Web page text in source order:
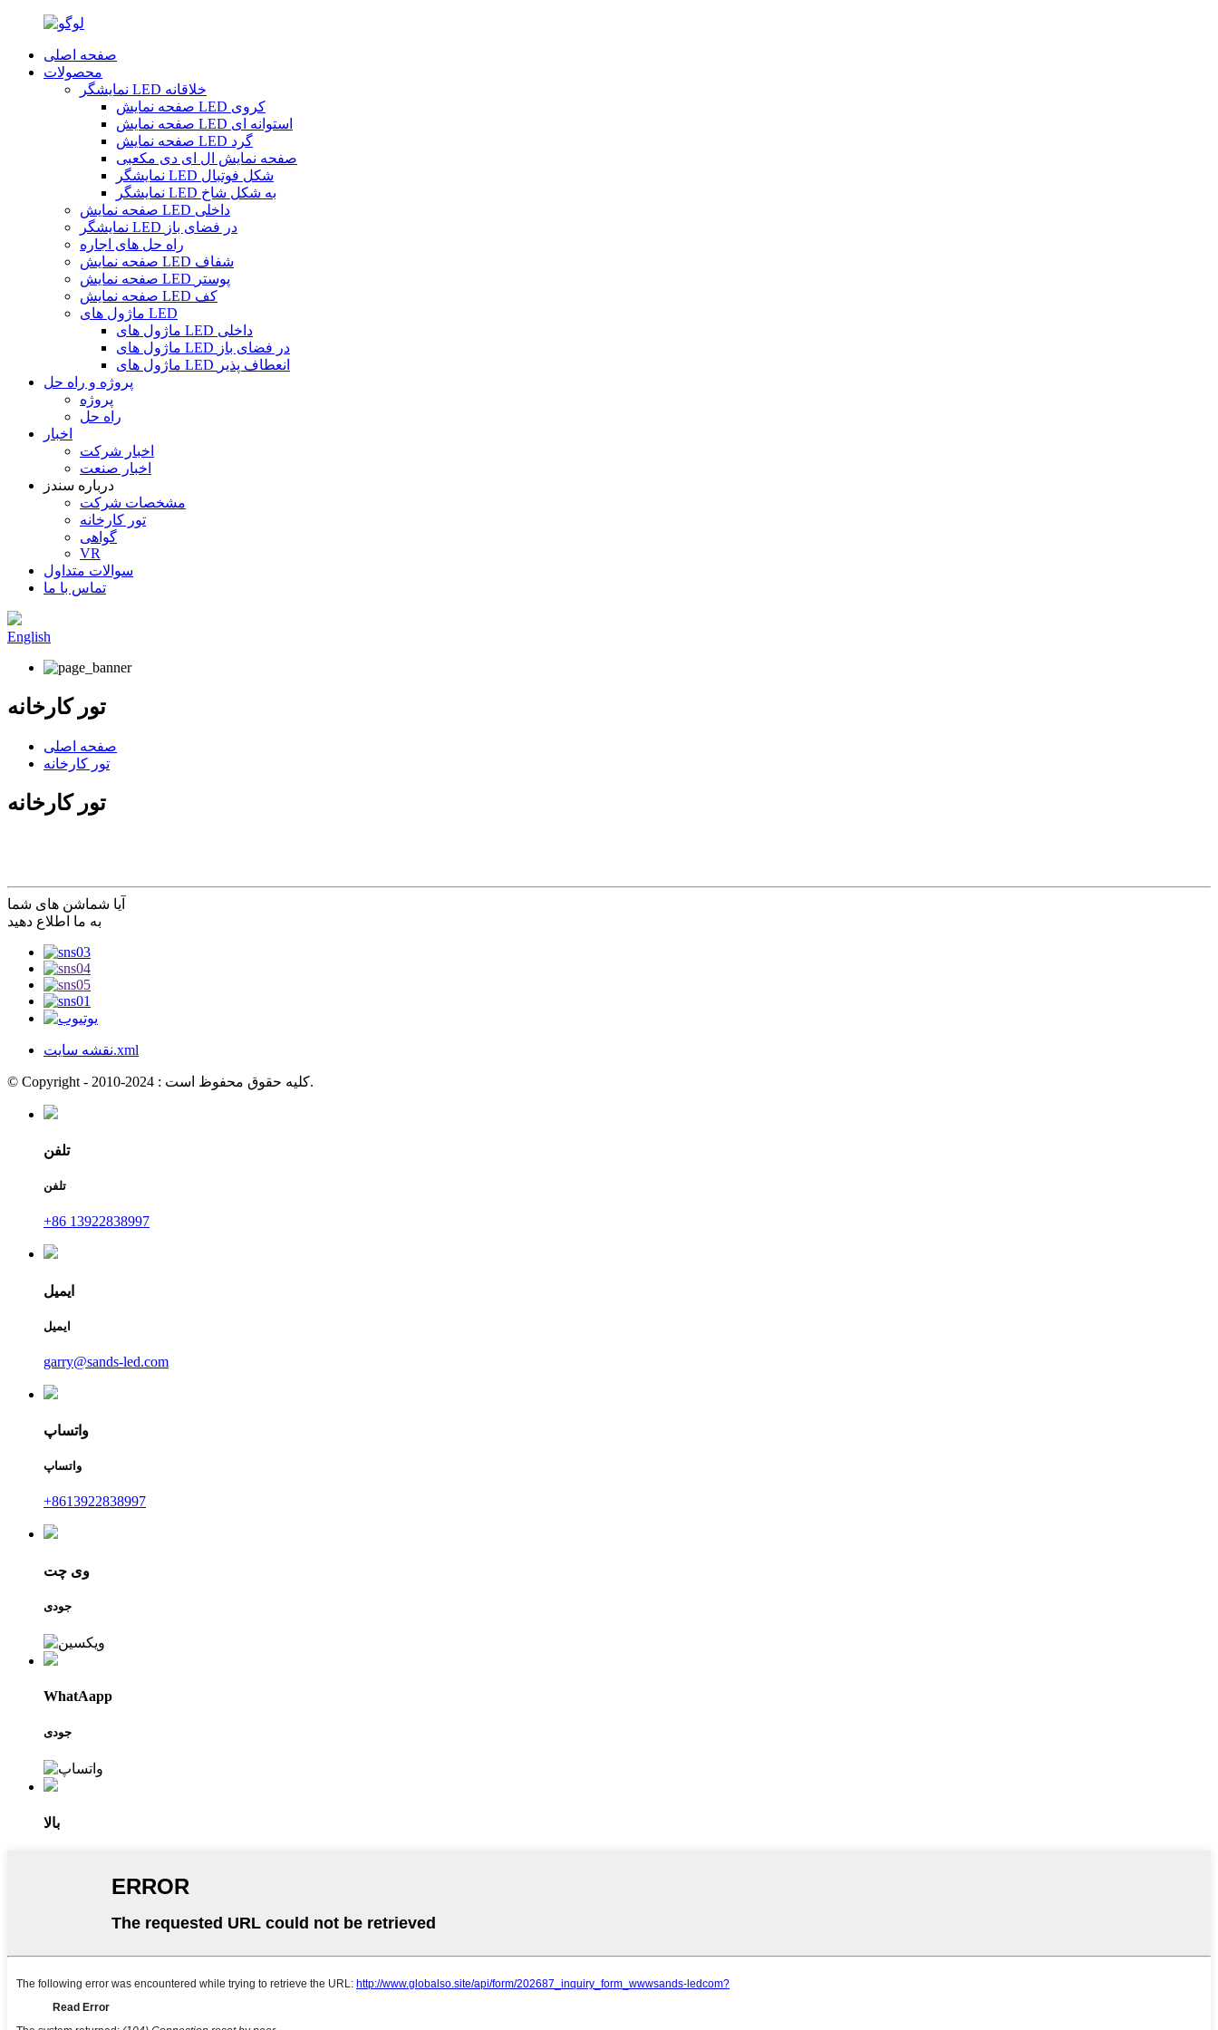
صفحه اصلی
محصولات
نمایشگر LED خلاقانه
صفحه نمایش LED کروی
صفحه نمایش LED استوانه ای
صفحه نمایش LED گرد
صفحه نمایش ال ای دی مکعبی
نمایشگر LED شکل فوتبال
نمایشگر LED به شکل شاخ
صفحه نمایش LED داخلی
نمایشگر LED در فضای باز
راه حل های اجاره
صفحه نمایش LED شفاف
صفحه نمایش LED پوستر
صفحه نمایش LED کف
ماژول های LED
ماژول های LED داخلی
ماژول های LED در فضای باز
ماژول های LED انعطاف پذیر
پروژه و راه حل
پروژه
راه حل
اخبار
اخبار شرکت
اخبار صنعت
درباره سندز
مشخصات شرکت
تور کارخانه
گواهی
VR
سوالات متداول
تماس با ما
English
تور کارخانه
صفحه اصلی
تور کارخانه
تور کارخانه
آیا شماشن های شما
به ما اطلاع دهید
نقشه سایت.xml
© Copyright - 2010-2024 : کلیه حقوق محفوظ است.
تلفن
تلفن
+86 13922838997
ایمیل
ایمیل
garry@sands-led.com
واتساپ
واتساپ
+8613922838997
وی چت
جودی
WhatAapp
جودی
بالا